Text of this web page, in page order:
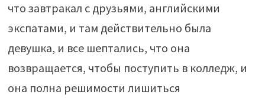
что завтракал с друзьями, английскими
экспатами, и там действительно была
девушка, и все шептались, что она
возвращается, чтобы поступить в колледж, и
она полна решимости лишиться